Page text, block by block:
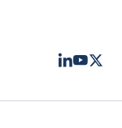
LinkedIn
Youtube
Twitter